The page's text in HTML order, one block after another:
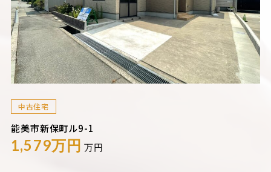
中古住宅
能美市新保町ル9-1
1,579万円 万円